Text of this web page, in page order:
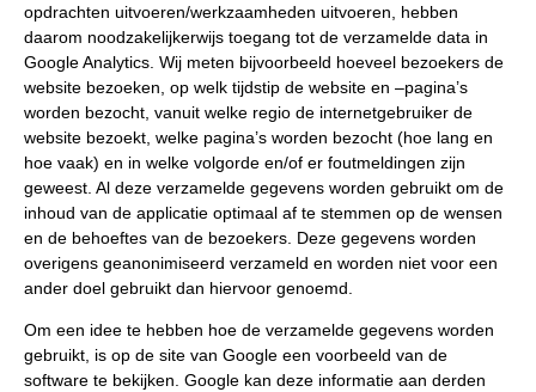
opdrachten uitvoeren/werkzaamheden uitvoeren, hebben
daarom noodzakelijkerwijs toegang tot de verzamelde data in
Google Analytics. Wij meten bijvoorbeeld hoeveel bezoekers de
website bezoeken, op welk tijdstip de website en –pagina’s
worden bezocht, vanuit welke regio de internetgebruiker de
website bezoekt, welke pagina’s worden bezocht (hoe lang en
hoe vaak) en in welke volgorde en/of er foutmeldingen zijn
geweest. Al deze verzamelde gegevens worden gebruikt om de
inhoud van de applicatie optimaal af te stemmen op de wensen
en de behoeftes van de bezoekers. Deze gegevens worden
overigens geanonimiseerd verzameld en worden niet voor een
ander doel gebruikt dan hiervoor genoemd.
Om een idee te hebben hoe de verzamelde gegevens worden
gebruikt, is op de site van Google een voorbeeld van de
software te bekijken. Google kan deze informatie aan derden